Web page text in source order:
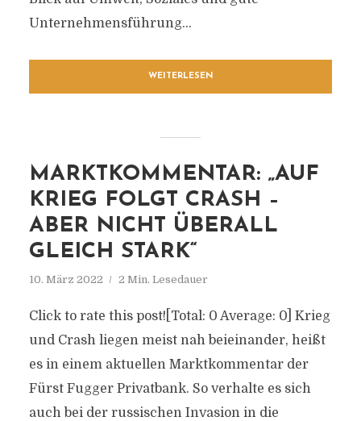
Unternehmensführung...
WEITERLESEN
MARKTKOMMENTAR: „AUF
KRIEG FOLGT CRASH –
ABER NICHT ÜBERALL
GLEICH STARK“
10. März 2022 2 Min. Lesedauer
Click to rate this post![Total: 0 Average: 0] Krieg
und Crash liegen meist nah beieinander, heißt
es in einem aktuellen Marktkommentar der
Fürst Fugger Privatbank. So verhalte es sich
auch bei der russischen Invasion in die